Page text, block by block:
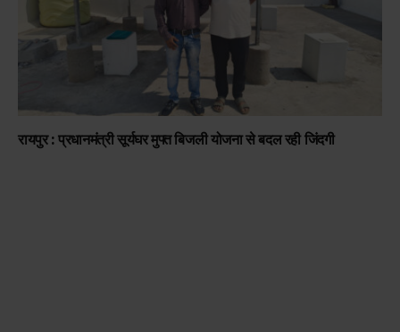
रायपुर : प्रधानमंत्री सूर्यघर मुफ्त बिजली योजना से बदल रही जिंदगी